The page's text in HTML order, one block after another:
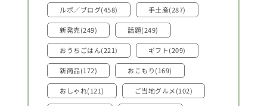
ルポ／ブログ(458) 手土産(287)
新発売(249) 話題(249)
おうちごはん(221) ギフト(209)
新商品(172) おこもり(169)
おしゃれ(121) ご当地グルメ(102)